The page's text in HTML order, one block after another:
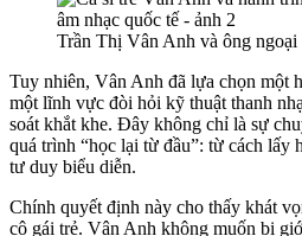
Trần Thị Vân Anh và ông ngoại
Tuy nhiên, Vân Anh đã lựa chọn một
một lĩnh vực đòi hỏi kỹ thuật thanh
soát khắt khe. Đây không chỉ là sự
quá trình “học lại từ đầu”: từ cách lấy
tư duy biểu diễn.
Chính quyết định này cho thấy khát
cô gái trẻ. Vân Anh không muốn bị